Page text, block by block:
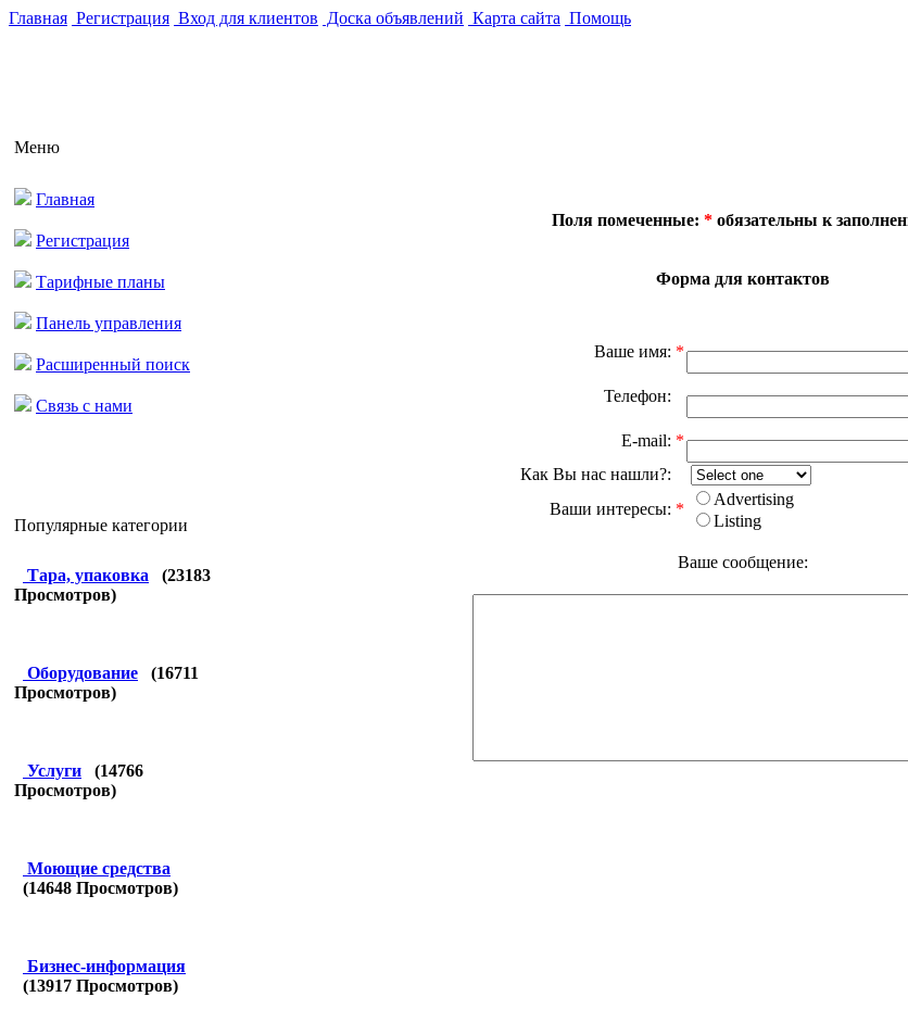
Главная Регистрация Вход для клиентов Доска объявлений Карта сайта Помощь
Меню
Главная
Регистрация
Тарифные планы
Панель управления
Расширенный поиск
Связь с нами
Популярные категории
Тара, упаковка (23183
Просмотров)
Оборудование (16711
Просмотров)
Услуги (14766
Просмотров)
Моющие средства
(14648 Просмотров)
Бизнес-информация
(13917 Просмотров)
Поля помеченные: *обязательны к
Форма для контактов
Ваше имя: *
Телефон:
E-mail: *
Как Вы нас нашли?:
Ваши интересы: *
Advertising
Listing
Ваше сообщение: